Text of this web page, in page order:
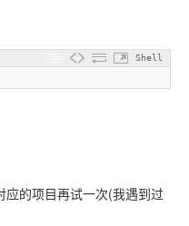
Shell
的项目再试一次(我遇到过